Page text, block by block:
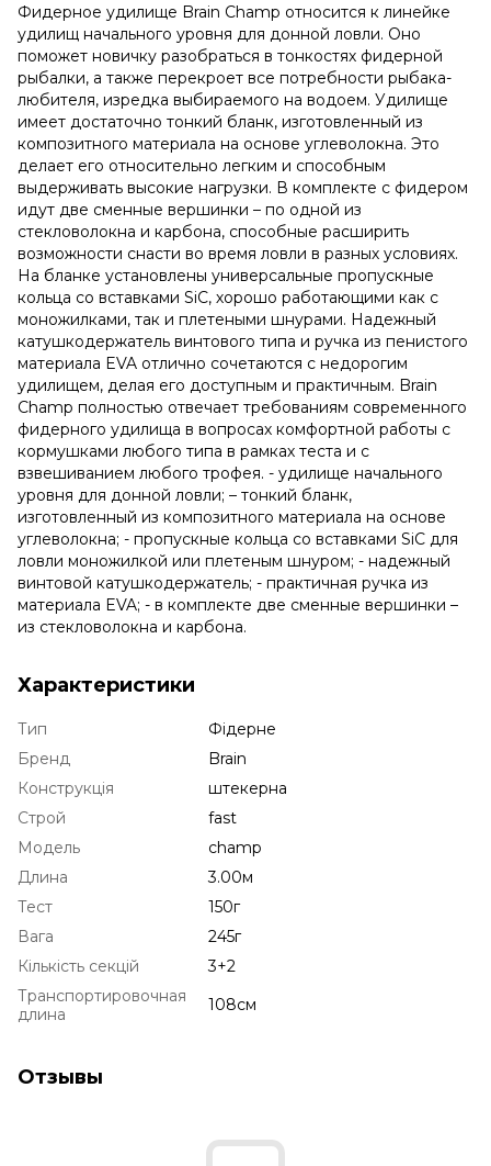
Фидерное удилище Brain Champ относится к линейке
удилищ начального уровня для донной ловли. Оно
поможет новичку разобраться в тонкостях фидерной
рыбалки, а также перекроет все потребности рыбака-
любителя, изредка выбираемого на водоем. Удилище
имеет достаточно тонкий бланк, изготовленный из
композитного материала на основе углеволокна. Это
делает его относительно легким и способным
выдерживать высокие нагрузки. В комплекте с фидером
идут две сменные вершинки – по одной из
стекловолокна и карбона, способные расширить
возможности снасти во время ловли в разных условиях.
На бланке установлены универсальные пропускные
кольца со вставками SiC, хорошо работающими как с
моножилками, так и плетеными шнурами. Надежный
катушкодержатель винтового типа и ручка из пенистого
материала EVA отлично сочетаются с недорогим
удилищем, делая его доступным и практичным. Brain
Champ полностью отвечает требованиям современного
фидерного удилища в вопросах комфортной работы с
кормушками любого типа в рамках теста и с
взвешиванием любого трофея. - удилище начального
уровня для донной ловли; – тонкий бланк,
изготовленный из композитного материала на основе
углеволокна; - пропускные кольца со вставками SiC для
ловли моножилкой или плетеным шнуром; - надежный
винтовой катушкодержатель; - практичная ручка из
материала EVA; - в комплекте две сменные вершинки –
из стекловолокна и карбона.
Характеристики
Тип
Фідерне
Бренд
Brain
Конструкція
штекерна
Строй
fast
Модель
champ
Длина
3.00м
Тест
150г
Вага
245г
Кількість секцій
3+2
Транспортировочная
длина
108см
Отзывы